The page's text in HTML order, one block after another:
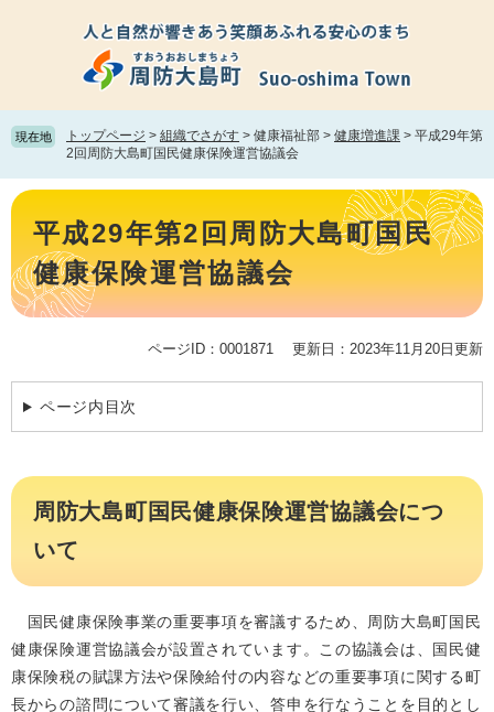
頭
で
飛
ば
て
現在地 トップページ > 組織でさがす > 健康福祉部 > 健康増進課 > 平成29年第
2回周防大島町国民健康保険運営協議会
本
平成29年第2回周防大島町国民
健康保険運営協議会
ページID：0001871 更新日：2023年11月20日更新
ページ内目次
周防大島町国民健康保険運営協議会につ
いて
国民健康保険事業の重要事項を審議するため、周防大島町国民
健康保険運営協議会が設置されています。この協議会は、国民健
康保険税の賦課方法や保険給付の内容などの重要事項に関する町
長からの諮問について審議を行い、答申を行なうことを目的とし